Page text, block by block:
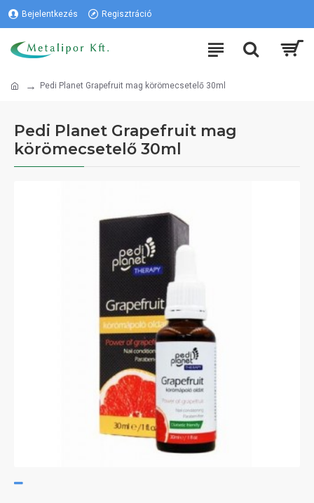
Bejelentkezés Regisztráció
Pedi Planet Grapefruit mag körömecsetelő 30ml
Pedi Planet Grapefruit mag
körömecsetelő 30ml